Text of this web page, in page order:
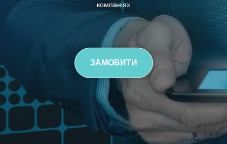
компаніях
ЗАМОВИТИ